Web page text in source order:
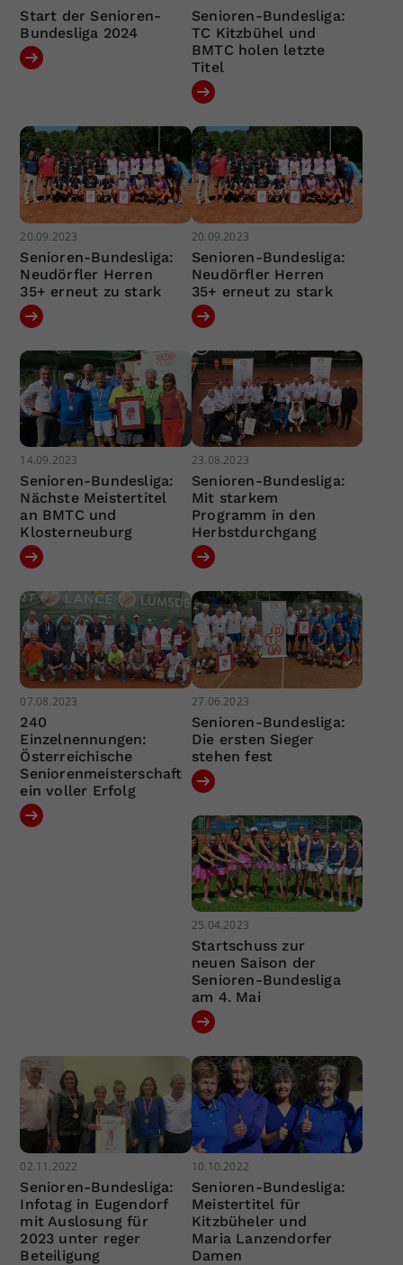
Start der Senioren-
Bundesliga 2024
Senioren-Bundesliga:
TC Kitzbühel und
BMTC holen letzte
Titel
20.09.2023
Senioren-Bundesliga:
Neudörfler Herren
35+ erneut zu stark
20.09.2023
Senioren-Bundesliga:
Neudörfler Herren
35+ erneut zu stark
14.09.2023
Senioren-Bundesliga:
Nächste Meistertitel
an BMTC und
Klosterneuburg
23.08.2023
Senioren-Bundesliga:
Mit starkem
Programm in den
Herbstdurchgang
07.08.2023
240
Einzelnennungen:
Österreichische
Seniorenmeisterschaft
ein voller Erfolg
27.06.2023
Senioren-Bundesliga:
Die ersten Sieger
stehen fest
25.04.2023
Startschuss zur
neuen Saison der
Senioren-Bundesliga
am 4. Mai
02.11.2022
Senioren-Bundesliga:
Infotag in Eugendorf
mit Auslosung für
2023 unter reger
Beteiligung
10.10.2022
Senioren-Bundesliga:
Meistertitel für
Kitzbüheler und
Maria Lanzendorfer
Damen